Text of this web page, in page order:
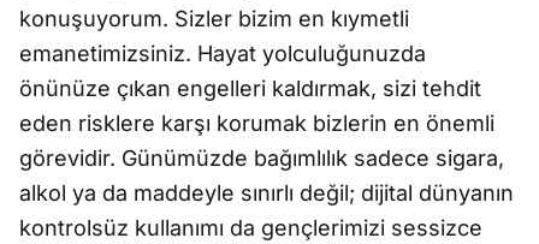
konuşuyorum. Sizler bizim en kıymetli
emanetimizsiniz. Hayat yolculuğunuzda
önünüze çıkan engelleri kaldırmak, sizi tehdit
eden risklere karşı korumak bizlerin en önemli
görevidir. Günümüzde bağımlılık sadece sigara,
alkol ya da maddeyle sınırlı değil; dijital dünyanın
kontrolsüz kullanımı da gençlerimizi sessizce